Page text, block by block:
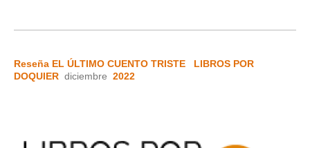
Reseña EL ÚLTIMO CUENTO TRISTE
LIBROS POR
DOQUIER diciembre 2022